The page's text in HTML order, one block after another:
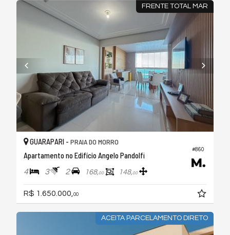
FRENTE TOTAL MAR
#860
GUARAPARI - PRAIA DO MORRO
Apartamento no Edifício Angelo Pandolfi
4 3 2 168,00 148,00
R$ 1.650.000,00
ACEITA PARCELAMENTO DIRETO